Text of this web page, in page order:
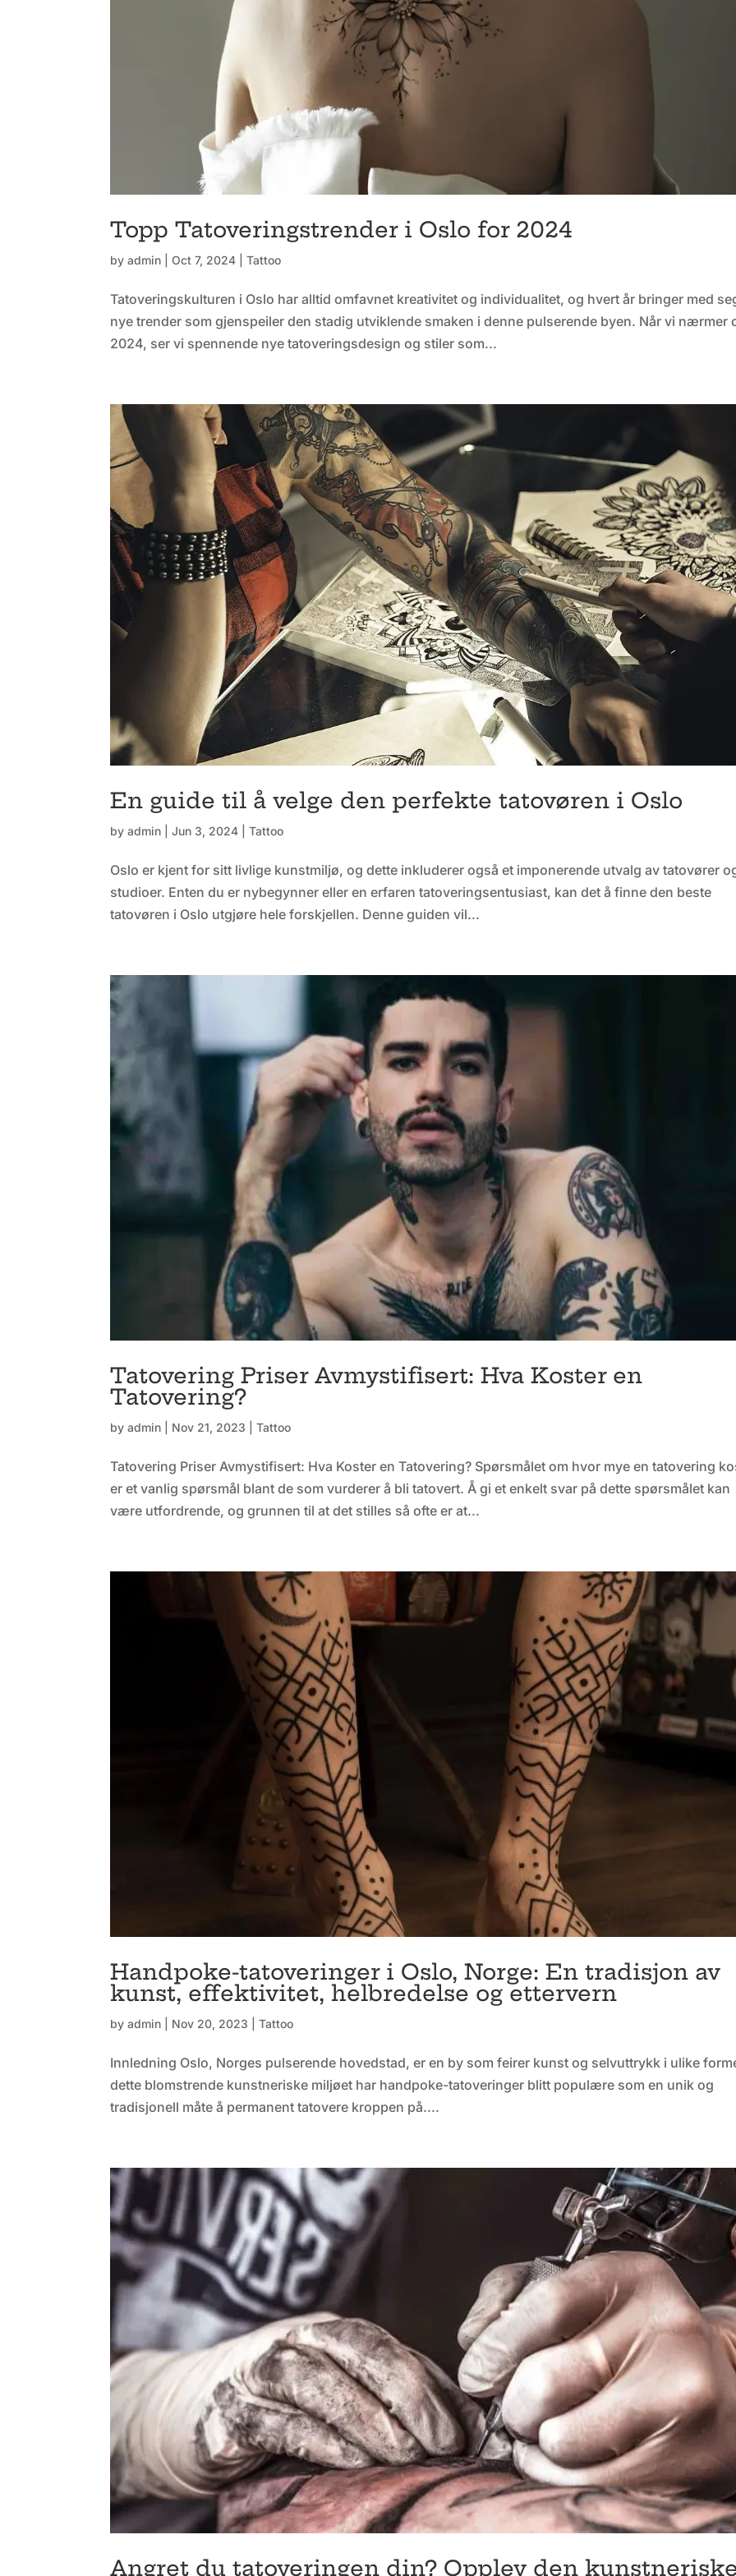
Topp Tatoveringstrender i Oslo for 2024
byadmin |Oct 7, 2024 |Tattoo
Tatoveringskulturen i Oslo har alltid omfavnet kreativitet og individualitet, og hvert år bringer med
nye trender som gjenspeiler den stadig utviklende smaken i denne pulserende byen. Når vi nærmer
2024, ser vi spennende nye tatoveringsdesign og stiler som...
En guide til å velge den perfekte tatovøren i Oslo
byadmin |Jun 3, 2024 |Tattoo
Oslo er kjent for sitt livlige kunstmiljø, og dette inkluderer også et imponerende utvalg av tatovører
studioer. Enten du er nybegynner eller en erfaren tatoveringsentusiast, kan det å finne den beste
tatovøren i Oslo utgjøre hele forskjellen. Denne guiden vil...
Tatovering Priser Avmystifisert: Hva Koster en
Tatovering?
byadmin Nov 21, 2023 |Tattoo
Tatovering Priser Avmystifisert: Hva Koster en Tatovering? Spørsmålet om hvor mye en tatovering
er et vanlig spørsmål blant de som vurderer å bli tatovert. Å gi et enkelt svar på dette spørsmålet kan
være utfordrende, og grunnen til at det stilles så ofte er at...
Handpoke-tatoveringer i Oslo, Norge: En tradisjon av
kunst, effektivitet, helbredelse og ettervern
byadmin Nov 20, 2023 |Tattoo
Innledning Oslo, Norges pulserende hovedstad, er en by som feirer kunst og selvuttrykk i ulike
dette blomstrende kunstneriske miljøet har handpoke-tatoveringer blitt populære som en unik og
tradisjonell måte å permanent tatovere kroppen på....
Angret du tatoveringen din? Opplev den